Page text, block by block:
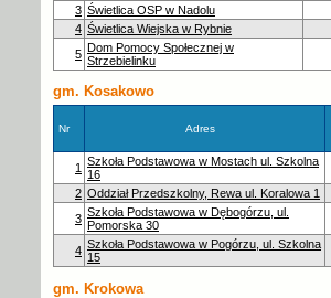
3 Świetlica OSP w Nadolu
4 Świetlica Wiejska w Rybnie
5 Dom Pomocy Społecznej w
Strzebielinku
gm. Kosakowo
Nr Adres
1 Szkoła Podstawowa w Mostach ul. Szkolna
16
2 Oddział Przedszkolny, Rewa ul. Koralowa 1
3 Szkoła Podstawowa w Dębogórzu, ul.
Pomorska 30
4 Szkoła Podstawowa w Pogórzu, ul. Szkolna
15
gm. Krokowa